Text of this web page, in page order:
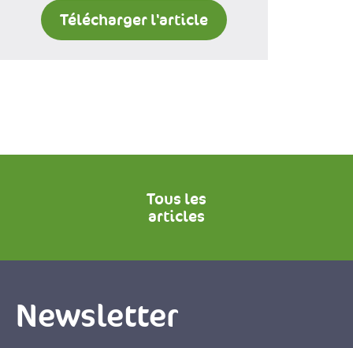
Télécharger l'article
Tous les
articles
Newsletter